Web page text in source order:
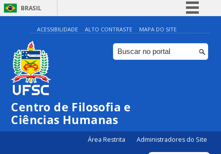
BRASIL
Simplifique!
Comunica BR
Participe
ACESSIBILIDADE ALTO CONTRASTE MAPA DO SITE
Centro de Filosofia e
Ciências Humanas
Área Restrita Administradores do Site